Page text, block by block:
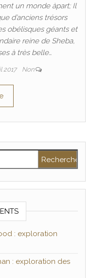
un monde àpart; Il
d’anciens trésors
obélisques géants et
reine de Sheba,
à très belle…
2017 Non
: exploration
: exploration des